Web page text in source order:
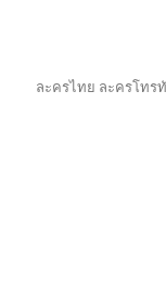
ละครไทย ละครโทร